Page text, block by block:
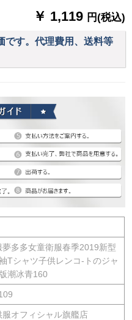
￥ 1,119 円(税込)
です。代理費用、送料等
夢多多女童衛服春季2019新型
Tシャツ子供レンコ-トのジャ
潮冰青160
オフィシャル旗艦店